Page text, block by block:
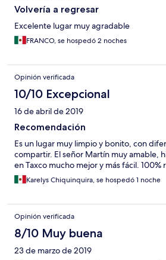
Volvería a regresar
Excelente lugar muy agradable
FRANCO, se hospedó 2 noches
Opinión verificada
10/10 Excepcional
16 de abril de 2019
Recomendación
Es un lugar muy limpio y bonito, con
compartir. El señor Martín muy amable,
en Taxco mucho mejor y más fácil.
Karelys Chiquinquira, se hospedó 1 noche
Opinión verificada
8/10 Muy buena
23 de marzo de 2019